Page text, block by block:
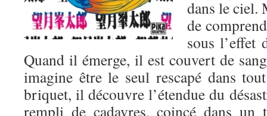
dans le ciel.
de
sous l’effet
Quand il émerge, il est couvert de
imagine être le seul rescapé dans
briquet, il découvre l’étendue du
rempli de cadavres, coincé dans un